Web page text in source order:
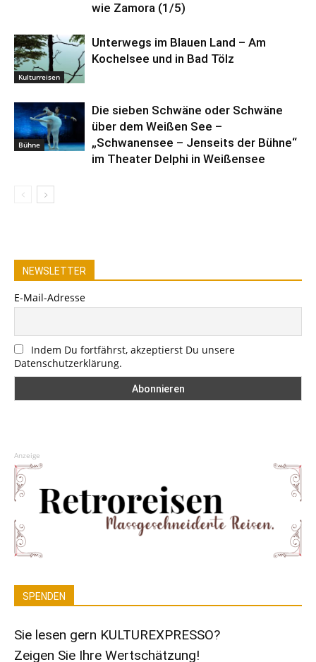
wie Zamora (1/5)
Kulturreisen
Unterwegs im Blauen Land – Am
Kochelsee und in Bad Tölz
Bühne
Die sieben Schwäne oder Schwäne
über dem Weißen See –
„Schwanensee – Jenseits der Bühne“
im Theater Delphi in Weißensee
NEWSLETTER
E-Mail-Adresse
Indem Du fortfährst, akzeptierst Du unsere
Datenschutzerklärung.
Anzeige
SPENDEN
Sie lesen gern KULTUREXPRESSO?
Zeigen Sie Ihre Wertschätzung!